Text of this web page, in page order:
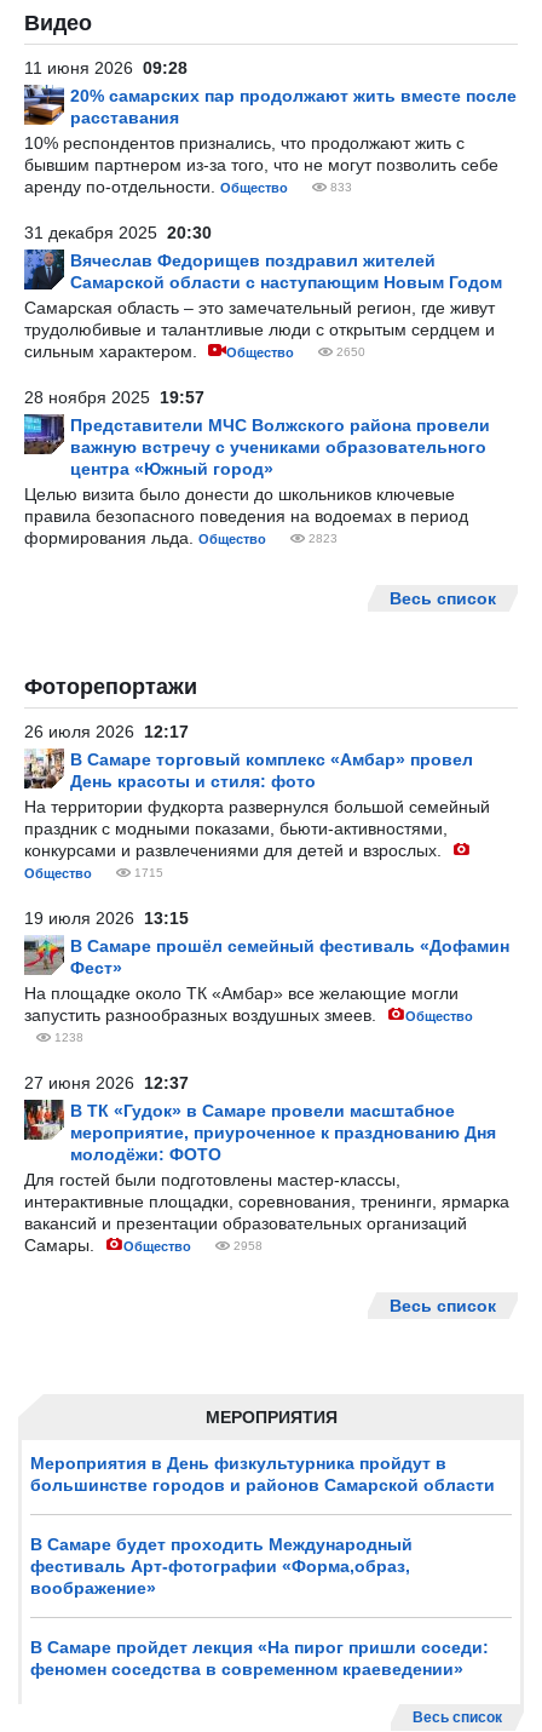
МЕРОПРИЯТИЯ
Мероприятия в День физкультурника пройдут в
большинстве городов и районов Самарской области
В Самаре будет проходить Международный
фестиваль Арт-фотографии «Форма,образ,
воображение»
В Самаре пройдет лекция «На пирог пришли соседи:
феномен соседства в современном краеведении»
Весь список
Видео
11 июня 2026 09:28
20% самарских пар продолжают жить вместе после
расставания
10% респондентов признались, что продолжают жить с
бывшим партнером из-за того, что не могут позволить себе
аренду по-отдельности.
Общество 833
31 декабря 2025 20:30
Вячеслав Федорищев поздравил жителей
Самарской области с наступающим Новым Годом
Самарская область – это замечательный регион, где живут
трудолюбивые и талантливые люди с открытым сердцем и
сильным характером.
Общество 2650
28 ноября 2025 19:57
Представители МЧС Волжского района провели
важную встречу с учениками образовательного
центра «Южный город»
Целью визита было донести до школьников ключевые
правила безопасного поведения на водоемах в период
формирования льда.
Общество 2823
Весь список
Фоторепортажи
26 июля 2026 12:17
В Самаре торговый комплекс «Амбар» провел
День красоты и стиля: фото
На территории фудкорта развернулся большой семейный
праздник с модными показами, бьюти-активностями,
конкурсами и развлечениями для детей и взрослых.
Общество 1715
19 июля 2026 13:15
В Самаре прошёл семейный фестиваль «Дофамин
Фест»
На площадке около ТК «Амбар» все желающие могли
запустить разнообразных воздушных змеев.
Общество
1238
27 июня 2026 12:37
В ТК «Гудок» в Самаре провели масштабное
мероприятие, приуроченное к празднованию Дня
молодёжи: ФОТО
Для гостей были подготовлены мастер-классы,
интерактивные площадки, соревнования, тренинги, ярмарка
вакансий и презентации образовательных организаций
Самары.
Общество 2958
Весь список